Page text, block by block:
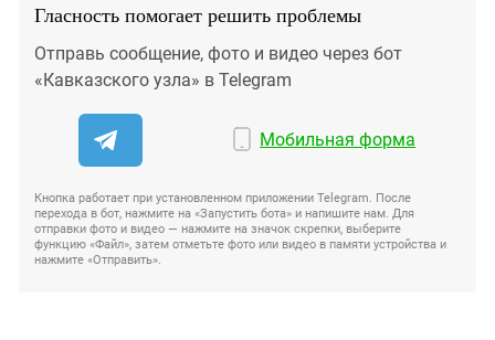
Гласность помогает решить проблемы
Отправь сообщение, фото и видео через бот
«Кавказского узла» в Telegram
Мобильная форма
Кнопка работает при установленном приложении Telegram. После
перехода в бот, нажмите на «Запустить бота» и напишите нам. Для
отправки фото и видео — нажмите на значок скрепки, выберите
функцию «Файл», затем отметьте фото или видео в памяти устройства и
нажмите «Отправить».